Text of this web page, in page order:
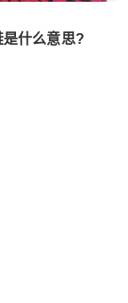
什么意思?